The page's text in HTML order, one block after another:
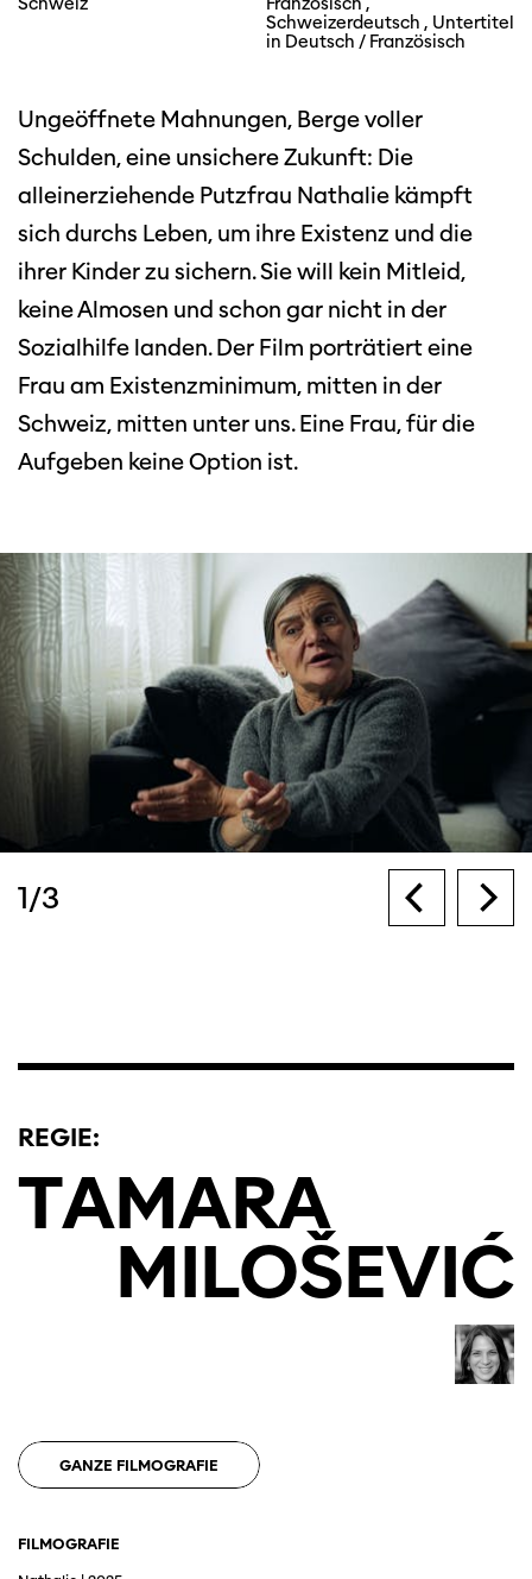
Schweizerdeutsch , Untertitel
in Deutsch / Französisch
Ungeöffnete Mahnungen, Berge voller
Schulden, eine unsichere Zukunft: Die
alleinerziehende Putzfrau Nathalie kämpft
sich durchs Leben, um ihre Existenz und die
ihrer Kinder zu sichern. Sie will kein Mitleid,
keine Almosen und schon gar nicht in der
Sozialhilfe landen. Der Film porträtiert eine
Frau am Existenzminimum, mitten in der
Schweiz, mitten unter uns. Eine Frau, für die
Aufgeben keine Option ist.
1/3
REGIE:
TAMARA
MILOŠEVIĆ
GANZE FILMOGRAFIE
FILMOGRAFIE